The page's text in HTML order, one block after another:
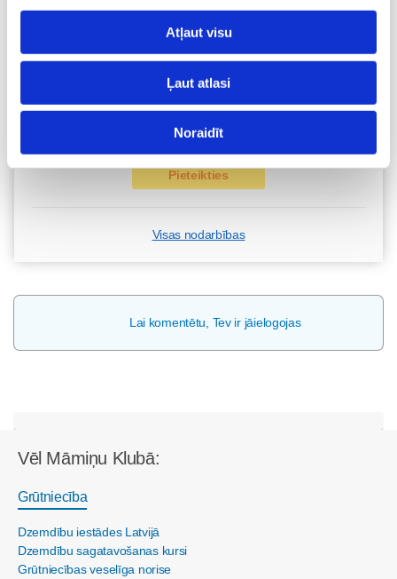
Atļaut visu
Ļaut atlasi
Noraidīt
Kā bērnam iekļauties klasē ar dažādiem bērniem?
Diānas Zandes lekcija TIEŠSAISTĒ
11.08 12:30-14:30
Pieteikties
Visas nodarbības
Lai komentētu, Tev ir jāielogojas
Vēl Māmiņu Klubā:
Grūtniecība
Dzemdību iestādes Latvijā
Dzemdību sagatavošanas kursi
Grūtniecības veselīga norise